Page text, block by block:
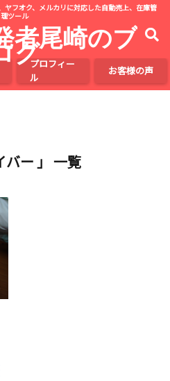
フオク、メルカリに対応した自動売上、在庫管
理ツール
者尾崎のブ
グプロフィー
ル
お客様の声
バー 」 一覧